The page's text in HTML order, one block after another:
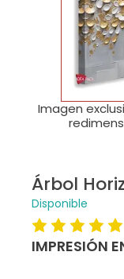
Imagen
Árbol
Disponible
IMPRESIÓN